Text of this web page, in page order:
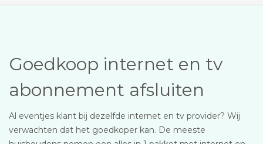
Goedkoop internet en tv
abonnement afsluiten
Al eventjes klant bij dezelfde internet en tv provider? Wij
verwachten dat het goedkoper kan. De meeste